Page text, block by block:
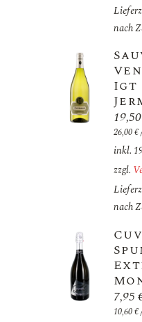
nach
Igt
19,50
26,00€
inkl.
zzgl.
nach
7,95
10,60€